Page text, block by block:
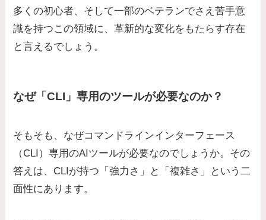
多くの初心者、そして一部のベテランでさえ苦手意
識を持つこの領域に、革新的な変化をもたらす存在
と言えるでしょう。
なぜ「CLI」専用のツールが必要なのか？
そもそも、なぜコマンドラインインターフェース
（CLI）専用のAIツールが必要なのでしょうか。その
答えは、CLIが持つ「強力さ」と「複雑さ」という二
面性にあります。